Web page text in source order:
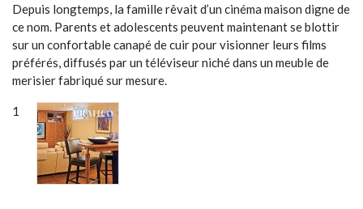
Depuis longtemps, la famille rêvait d’un cinéma maison digne de
ce nom. Parents et adolescents peuvent maintenant se blottir
sur un confortable canapé de cuir pour visionner leurs films
préférés, diffusés par un téléviseur niché dans un meuble de
merisier fabriqué sur mesure.